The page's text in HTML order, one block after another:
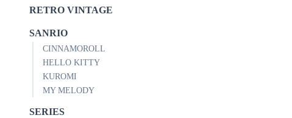
RETRO VINTAGE
SANRIO
CINNAMOROLL
HELLO KITTY
KUROMI
MY MELODY
SERIES